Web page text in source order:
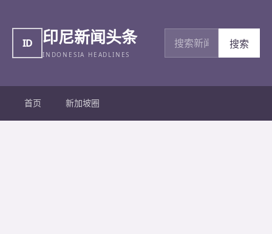
ID 印尼新闻头条
INDONESIA HEADLINES
搜索新闻
搜索
首页 新加坡圈